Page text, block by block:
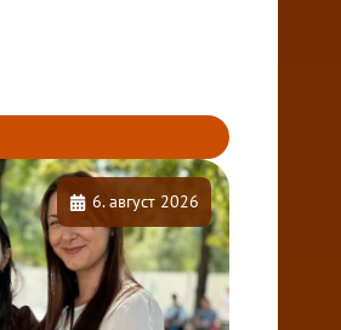
6. август 2026